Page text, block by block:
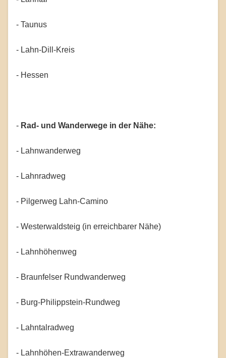
- Taunus
- Lahn-Dill-Kreis
- Hessen
- Rad- und Wanderwege in der Nähe:
- Lahnwanderweg
- Lahnradweg
- Pilgerweg Lahn-Camino
- Westerwaldsteig (in erreichbarer Nähe)
- Lahnhöhenweg
- Braunfelser Rundwanderweg
- Burg-Philippstein-Rundweg
- Lahntalradweg
- Lahnhöhen-Extrawanderweg